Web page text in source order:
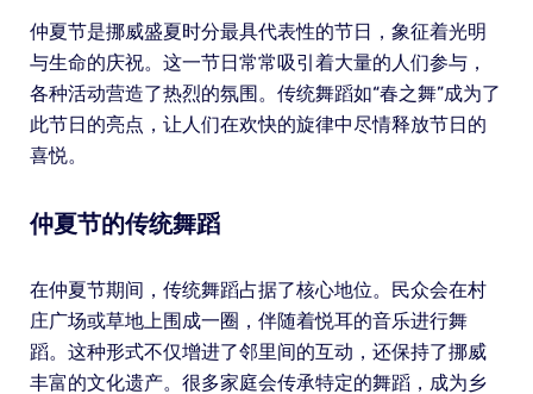
仲夏节是挪威盛夏时分最具代表性的节日，象征着光明
与生命的庆祝。这一节日常常吸引着大量的人们参与，
各种活动营造了热烈的氛围。传统舞蹈如“春之舞”成为了
此节日的亮点，让人们在欢快的旋律中尽情释放节日的
喜悦。
仲夏节的传统舞蹈
在仲夏节期间，传统舞蹈占据了核心地位。民众会在村
庄广场或草地上围成一圈，伴随着悦耳的音乐进行舞
蹈。这种形式不仅增进了邻里间的互动，还保持了挪威
丰富的文化遗产。很多家庭会传承特定的舞蹈，成为乡